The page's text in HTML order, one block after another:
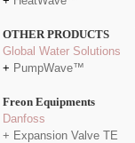
OTHER PRODUCTS
Global Water Solutions
+ PumpWave™
Freon Equipments
Danfoss
+ Expansion Valve TE